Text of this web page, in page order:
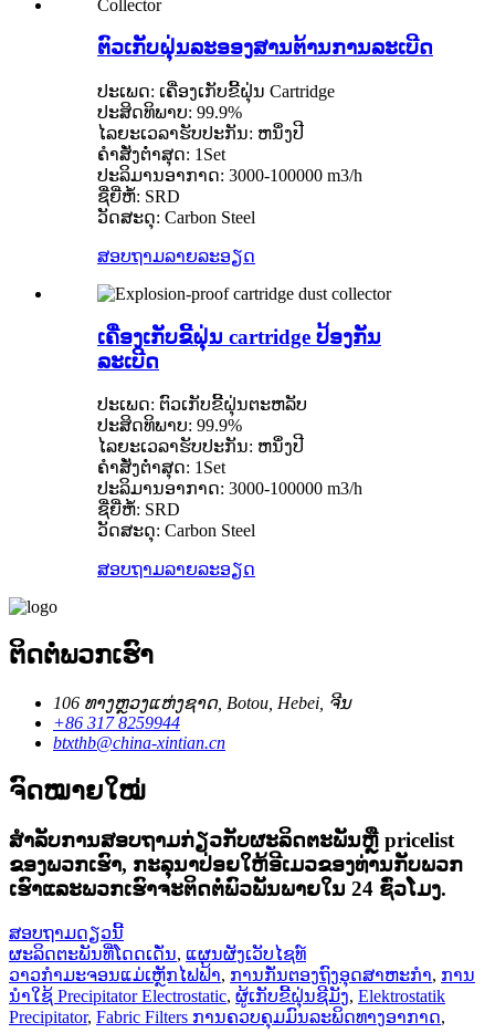
ຕົວເກັບຝຸ່ນລະອອງສານຕ້ານການລະເບີດ
ປະເພດ: ເຄື່ອງເກັບຂີ້ຝຸ່ນ Cartridge
ປະສິດທິພາບ: 99.9%
ໄລຍະເວລາຮັບປະກັນ: ຫນຶ່ງປີ
ຄໍາສັ່ງຕໍ່າສຸດ: 1Set
ປະລິມານອາກາດ: 3000-100000 m3/h
ຊື່ຍີ່ຫໍ້: SRD
ວັດສະດຸ: Carbon Steel
ສອບຖາມລາຍລະອຽດ
ເຄື່ອງເກັບຂີ້ຝຸ່ນ cartridge ປ້ອງກັນ
ລະເບີດ
ປະເພດ: ຕົວເກັບຂີ້ຝຸ່ນຕະຫລັບ
ປະສິດທິພາບ: 99.9%
ໄລຍະເວລາຮັບປະກັນ: ຫນຶ່ງປີ
ຄໍາສັ່ງຕໍ່າສຸດ: 1Set
ປະລິມານອາກາດ: 3000-100000 m3/h
ຊື່ຍີ່ຫໍ້: SRD
ວັດສະດຸ: Carbon Steel
ສອບຖາມລາຍລະອຽດ
ຕິດ​ຕໍ່​ພວກ​ເຮົາ
106 ທາງຫຼວງແຫ່ງຊາດ, Botou, Hebei, ຈີນ
+86 317 8259944
btxthb@china-xintian.cn
ຈົດໝາຍໃໝ່
ສໍາ​ລັບ​ການ​ສອບ​ຖາມ​ກ່ຽວ​ກັບ​ຜະ​ລິດ​ຕະ​ພັນ​ຫຼື pricelist
ຂອງ​ພວກ​ເຮົາ​, ກະ​ລຸ​ນາ​ປ່ອຍ​ໃຫ້​ອີ​ເມວ​ຂອງ​ທ່ານ​ກັບ​ພວກ​
ເຮົາ​ແລະ​ພວກ​ເຮົາ​ຈະ​ຕິດ​ຕໍ່​ພົວ​ພັນ​ພາຍ​ໃນ 24 ຊົ່ວ​ໂມງ​.
ສອບຖາມດຽວນີ້
ຜະລິດຕະພັນທີ່ໂດດເດັ່ນ, ແຜນຜັງເວັບໄຊທ໌
ວາວກຳມະຈອນແມ່ເຫຼັກໄຟຟ້າ, ການກັ່ນຕອງຖົງອຸດສາຫະກໍາ, ການ
ນໍາໃຊ້ Precipitator Electrostatic, ຜູ້ເກັບຂີ້ຝຸ່ນຊີມັງ, Elektrostatik
Precipitator, Fabric Filters ການຄວບຄຸມມົນລະພິດທາງອາກາດ,